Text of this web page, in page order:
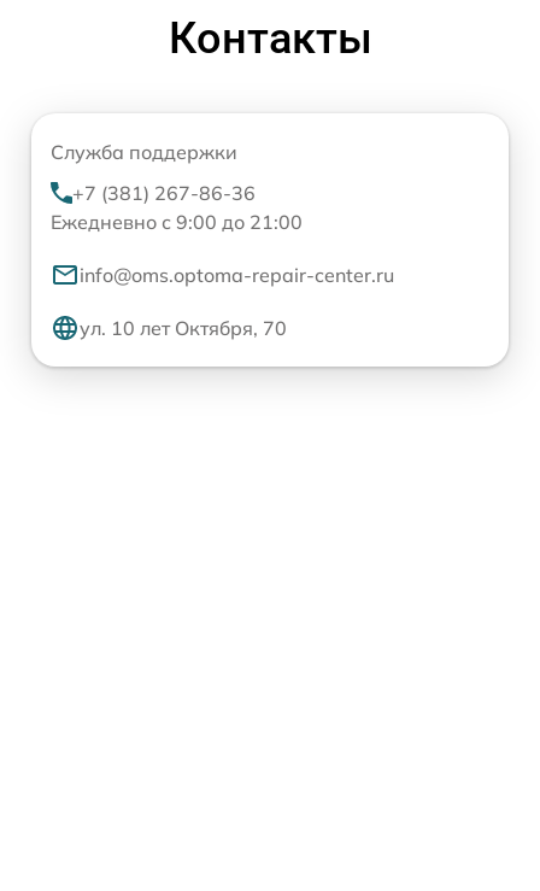
Контакты
Служба поддержки
+7 (381) 267-86-36
Ежедневно с 9:00 до 21:00
info@oms.optoma-repair-center.ru
ул. 10 лет Октября, 70